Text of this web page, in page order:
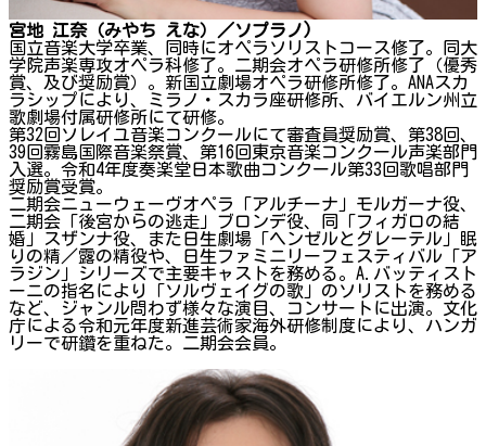
宮地 江奈（みやち えな）／ソプラノ)
国立音楽大学卒業、同時にオペラソリストコース修了。同大
学院声楽専攻オペラ科修了。二期会オペラ研修所修了（優秀
賞、及び奨励賞）。新国立劇場オペラ研修所修了。ANAスカ
ラシップにより、ミラノ・スカラ座研修所、バイエルン州立
歌劇場付属研修所にて研修。
第32回ソレイユ音楽コンクールにて審査員奨励賞、第38回、
39回霧島国際音楽祭賞、第16回東京音楽コンクール声楽部門
入選。令和4年度奏楽堂日本歌曲コンクール第33回歌唱部門
奨励賞受賞。
二期会ニューウェーヴオペラ「アルチーナ」モルガーナ役、
二期会「後宮からの逃走」ブロンデ役、同「フィガロの結
婚」スザンナ役、また日生劇場「ヘンゼルとグレーテル」眠
りの精／露の精役や、日生ファミニリーフェスティバル「ア
ラジン」シリーズで主要キャストを務める。A.バッティスト
ーニの指名により「ソルヴェイグの歌」のソリストを務める
など、ジャンル問わず様々な演目、コンサートに出演。文化
庁による令和元年度新進芸術家海外研修制度により、ハンガ
リーで研鑽を重ねた。二期会会員。